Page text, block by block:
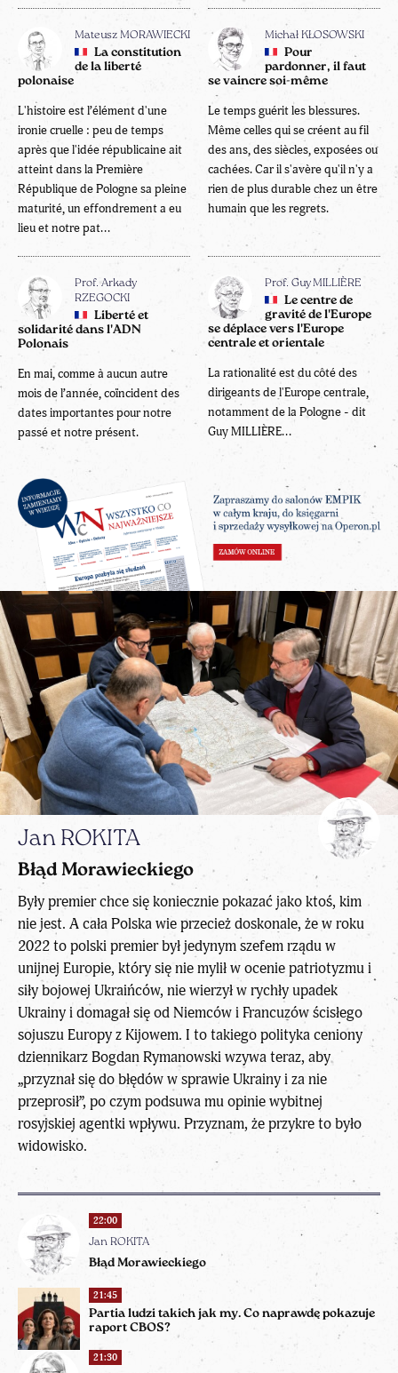
Mateusz MORAWIECKI
La constitution
de la liberté
polonaise
L'histoire est l’élément d'une
ironie cruelle : peu de temps
après que l'idée républicaine ait
atteint dans la Première
République de Pologne sa pleine
maturité, un effondrement a eu
lieu et notre pat...
Michał KŁOSOWSKI
Pour
pardonner, il faut
se vaincre soi-même
Le temps guérit les blessures.
Même celles qui se créent au fil
des ans, des siècles, exposées ou
cachées. Car il s'avère qu'il n'y a
rien de plus durable chez un être
humain que les regrets.
Prof. Arkady
RZEGOCKI
Liberté et
solidarité dans l'ADN
Polonais
En mai, comme à aucun autre
mois de l’année, coïncident des
dates importantes pour notre
passé et notre présent.
Prof. Guy MILLIÈRE
Le centre de
gravité de l'Europe
se déplace vers l'Europe
centrale et orientale
La rationalité est du côté des
dirigeants de l'Europe centrale,
notamment de la Pologne - dit
Guy MILLIÈRE...
22:00
Jan ROKITA
Błąd Morawieckiego
21:45
Partia ludzi takich jak my. Co naprawdę pokazuje
raport CBOS?
21:30
Jan ROKITA
Błąd Morawieckiego
Były premier chce się koniecznie pokazać jako ktoś, kim
nie jest. A cała Polska wie przecież doskonale, że w roku
2022 to polski premier był jedynym szefem rządu w
unijnej Europie, który się nie mylił w ocenie patriotyzmu i
siły bojowej Ukraińców, nie wierzył w rychły upadek
Ukrainy i domagał się od Niemców i Francuzów ścisłego
sojuszu Europy z Kijowem. I to takiego polityka ceniony
dziennikarz Bogdan Rymanowski wzywa teraz, aby
„przyznał się do błędów w sprawie Ukrainy i za nie
przeprosił”, po czym podsuwa mu opinie wybitnej
rosyjskiej agentki wpływu. Przyznam, że przykre to było
widowisko.